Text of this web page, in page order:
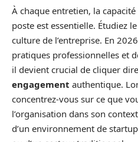
À chaque entretien, la
poste est essentielle. Étudiez
culture de l’entreprise. En
pratiques professionnelles et
il devient crucial de cliquer
engagement authentique.
concentrez-vous sur ce que
l’organisation dans son
d’un environnement de